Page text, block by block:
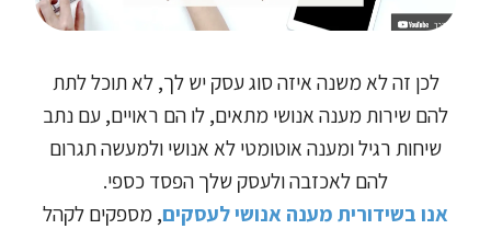
לכן זה לא משנה איזה סוג עסק יש לך, לא תוכל לתת
להם שירות מענה אנושי מתאים, לו הם ראויים, עם נתב
שיחות רגיל ומענה אוטומטי לא אנושי ולמעשה תגרום
להם לאכזבה ולעסק שלך הפסד כספי.
אנו בשידורית מענה אנושי לעסקים, מספקים לקהל